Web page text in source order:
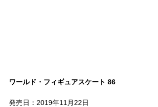
ワールド・フィギュアスケート 86
発売日：2019年11月22日